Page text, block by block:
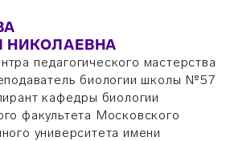
НИКОЛАЕВНА
педагогического мастерства
биологии школы №57
кафедры биологии
факультета Московского
университета имени